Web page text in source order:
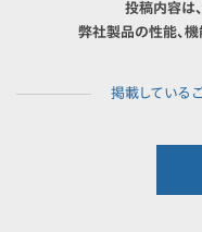
投稿内容は
弊社製品の性能、機